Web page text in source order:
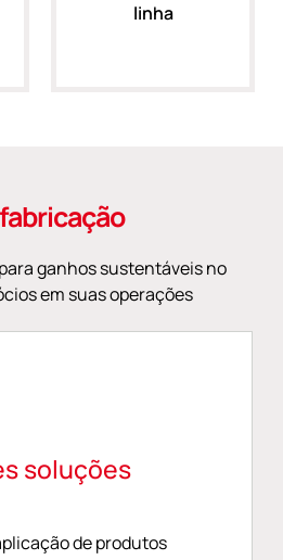
linha
ganhos sustentáveis no
em suas operações
soluções
de produtos